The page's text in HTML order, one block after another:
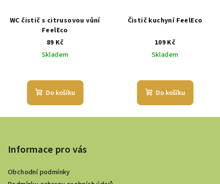
WC čistič s citrusovou vůní
FeelEco
89 Kč
Skladem
hodnocení
produktu
z
Do košíku
Čistič kuchyní FeelEco
109 Kč
Skladem
Do košíku
Z
Informace pro vás
Obchodní podmínky